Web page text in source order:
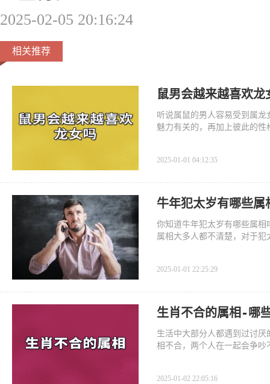
2025-02-05 20:16:24
相关推荐
鼠男会越来越喜欢
听说属鼠的男人容易受到属
魅力有关的，再加上彼此的
2025-01-01 04:12:35
牛年犯太岁有哪些
你知道牛年犯太岁有哪些属
属相大多人都不清楚，对于
2025-01-01 22:25:29
生肖不合的属相-哪
生活中大部分人都遇到过讨
相不合，两个人在一起会争
2025-01-02 22:05:16